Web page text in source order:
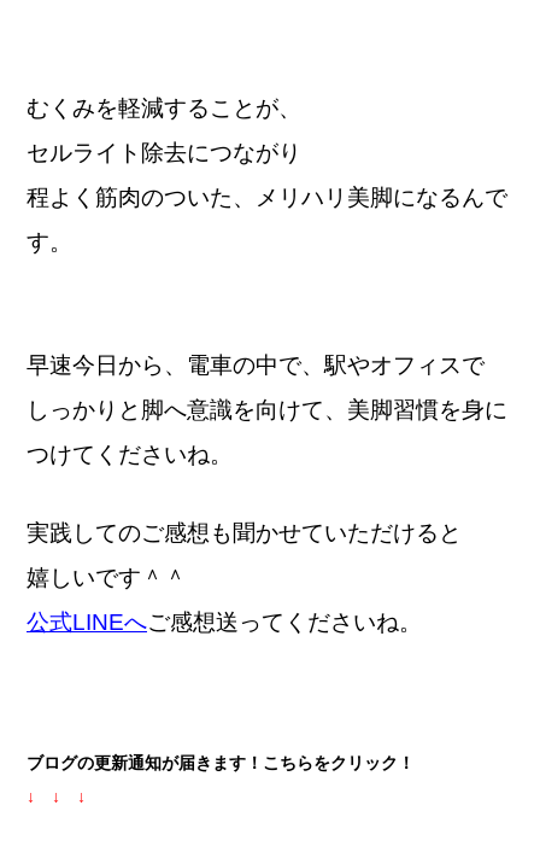
むくみを軽減することが、
セルライト除去につながり
程よく筋肉のついた、メリハリ美脚になるんで
す。
早速今日から、電車の中で、駅やオフィスで
しっかりと脚へ意識を向けて、美脚習慣を身に
つけてくださいね。
実践してのご感想も聞かせていただけると
嬉しいです＾＾
公式LINEへご感想送ってくださいね。
ブログの更新通知が届きます！こちらをクリック！
↓ ↓ ↓